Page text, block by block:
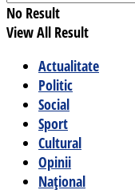
No Result
View All Result
Actualitate
Politic
Social
Sport
Cultural
Opinii
Național